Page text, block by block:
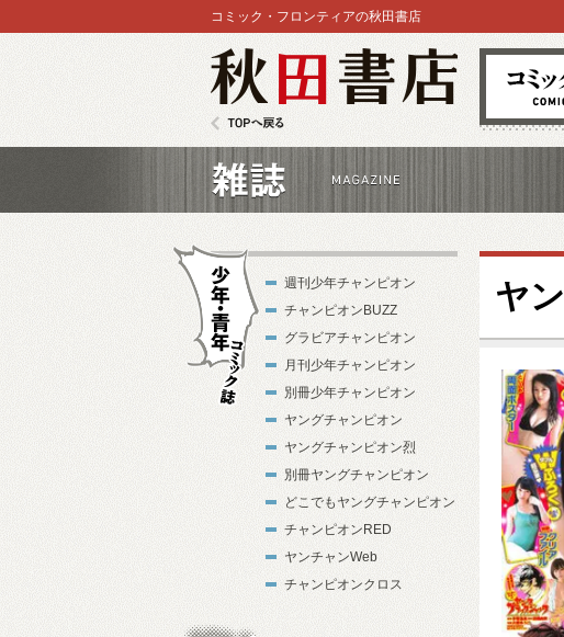
コミックス
コミック・フロンティアの秋田書店
ヤ
少年・青年コ
ミック誌
週刊少年チャンピオン
チャンピオンBUZZ
グラビアチャンピオン
月刊少年チャンピオン
別冊少年チャンピオン
ヤングチャンピオン
ヤングチャンピオン烈
別冊ヤングチャンピオン
どこでもヤングチャンピオン
チャンピオンRED
ヤンチャンWeb
チャンピオンクロス